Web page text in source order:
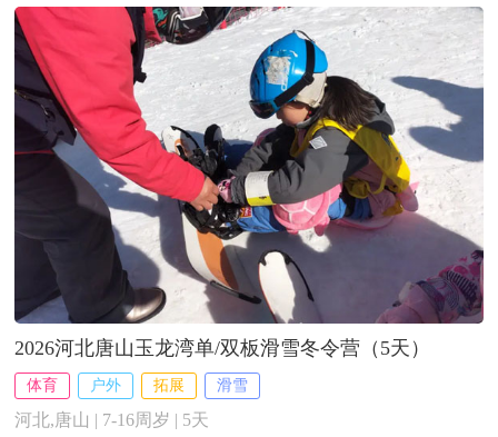
2026河北唐山玉龙湾单/双板滑雪冬令营（5天）
体育 户外 拓展 滑雪
河北,唐山 | 7-16周岁 | 5天